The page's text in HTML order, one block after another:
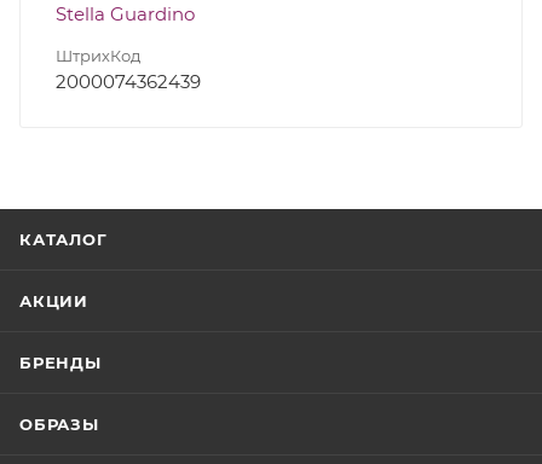
Stella Guardino
ШтрихКод
2000074362439
КАТАЛОГ
АКЦИИ
БРЕНДЫ
ОБРАЗЫ